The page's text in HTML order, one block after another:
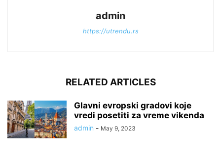
admin
https://utrendu.rs
RELATED ARTICLES
Glavni evropski gradovi koje
vredi posetiti za vreme vikenda
admin - May 9, 2023